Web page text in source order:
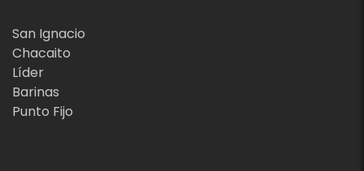
San Ignacio
Chacaito
Líder
Barinas
Punto Fijo